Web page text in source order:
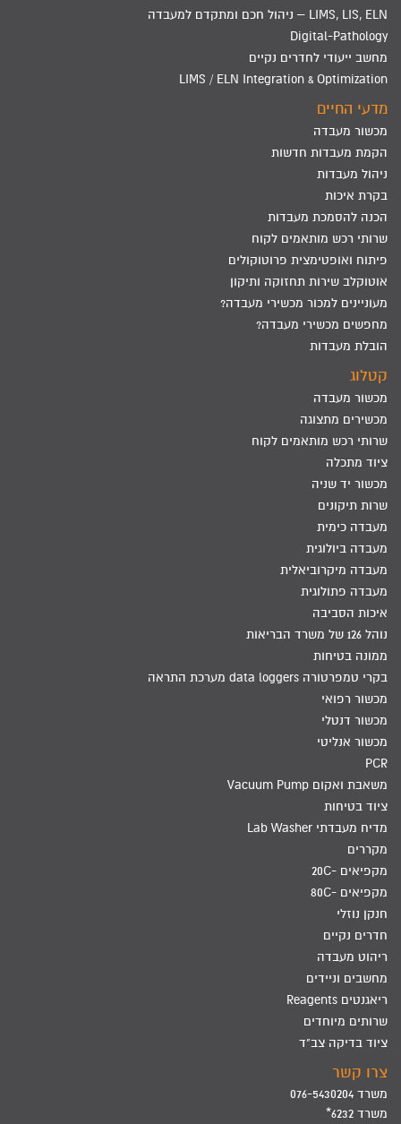
LIMS, LIS, ELN – ניהול חכם ומתקדם למעבדה
Digital-Pathology
מחשב ייעודי לחדרים נקיים
LIMS / ELN Integration & Optimization
מדעי החיים
מכשור מעבדה
הקמת מעבדות חדשות
ניהול מעבדות
בקרת איכות
הכנה להסמכת מעבדות
שרותי רכש מותאמים לקוח
פיתוח ואופטימצית פרוטוקולים
אוטוקלב שירות תחזוקה ותיקון
מעוניינים למכור מכשירי מעבדה?
מחפשים מכשירי מעבדה?
הובלת מעבדות
קטלוג
מכשור מעבדה
מכשירים מתצוגה
שרותי רכש מותאמים לקוח
ציוד מתכלה
מכשור יד שניה
שרות תיקונים
מעבדה כימית
מעבדה ביולוגית
מעבדה מיקרוביאלית
מעבדה פתולוגית
איכות הסביבה
נוהל 126 של משרד הבריאות
ממונה בטיחות
בקרי טמפרטורה data loggers מערכת התראה
מכשור רפואי
מכשור דנטלי
מכשור אנליטי
PCR
משאבת ואקום Vacuum Pump
ציוד בטיחות
מדיח מעבדתי Lab Washer
מקררים
מקפיאים -20C
מקפיאים -80C
חנקן נוזלי
חדרים נקיים
ריהוט מעבדה
מחשבים וניידים
ריאגנטים Reagents
שרותים מיוחדים
ציוד בדיקה צב"ד
צרו קשר
משרד 076-5430204
משרד 6232*